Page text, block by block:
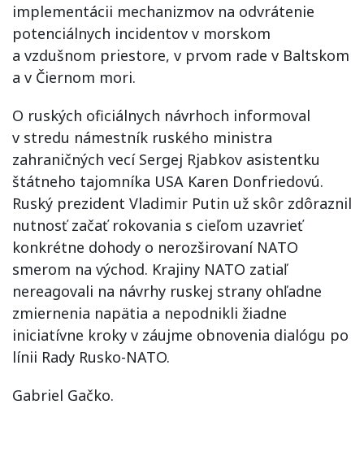
implementácii mechanizmov na odvrátenie
potenciálnych incidentov v morskom
a vzdušnom priestore, v prvom rade v Baltskom
a v Čiernom mori.
O ruských oficiálnych návrhoch informoval
v stredu námestník ruského ministra
zahraničných vecí Sergej Rjabkov asistentku
štátneho tajomníka USA Karen Donfriedovú.
Ruský prezident Vladimir Putin už skôr zdôraznil
nutnosť začať rokovania s cieľom uzavrieť
konkrétne dohody o nerozširovaní NATO
smerom na východ. Krajiny NATO zatiaľ
nereagovali na návrhy ruskej strany ohľadne
zmiernenia napätia a nepodnikli žiadne
iniciatívne kroky v záujme obnovenia dialógu po
línii Rady Rusko-NATO.
Gabriel Gačko.